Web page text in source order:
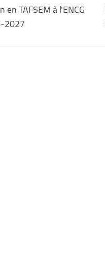
en TAFSEM à l'ENCG
2027